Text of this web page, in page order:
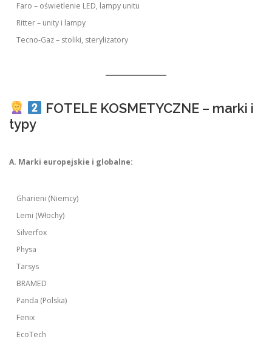
Faro – oświetlenie LED, lampy unitu
Ritter – unity i lampy
Tecno-Gaz – stoliki, sterylizatory
FOTELE KOSMETYCZNE – marki i
typy
A. Marki europejskie i globalne:
Gharieni (Niemcy)
Lemi (Włochy)
Silverfox
Physa
Tarsys
BRAMED
Panda (Polska)
Fenix
EcoTech